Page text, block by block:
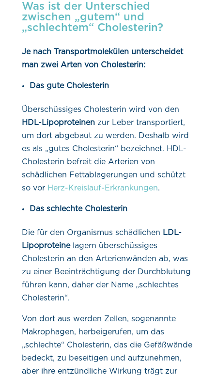
Was ist der Unterschied
zwischen „gutem“ und
„schlechtem“ Cholesterin?
Je nach Transportmolekülen unterscheidet
man zwei Arten von Cholesterin:
Das gute Cholesterin
Überschüssiges Cholesterin wird von den
HDL-Lipoproteinen zur Leber transportiert,
um dort abgebaut zu werden. Deshalb wird
es als „gutes Cholesterin“ bezeichnet. HDL-
Cholesterin befreit die Arterien von
schädlichen Fettablagerungen und schützt
so vor Herz-Kreislauf-Erkrankungen.
Das schlechte Cholesterin
Die für den Organismus schädlichen LDL-
Lipoproteinelagern überschüssiges
Cholesterin an den Arterienwänden ab, was
zu einer Beeinträchtigung der Durchblutung
führen kann, daher der Name „schlechtes
Cholesterin“.
Von dort aus werden Zellen, sogenannte
Makrophagen, herbeigerufen, um das
„schlechte“ Cholesterin, das die Gefäßwände
bedeckt, zu beseitigen und aufzunehmen,
aber ihre entzündliche Wirkung trägt zur